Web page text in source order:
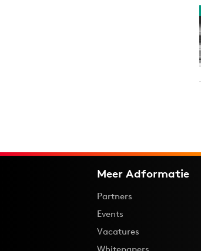
Meer Adformatie
Partners
Events
Vacatures